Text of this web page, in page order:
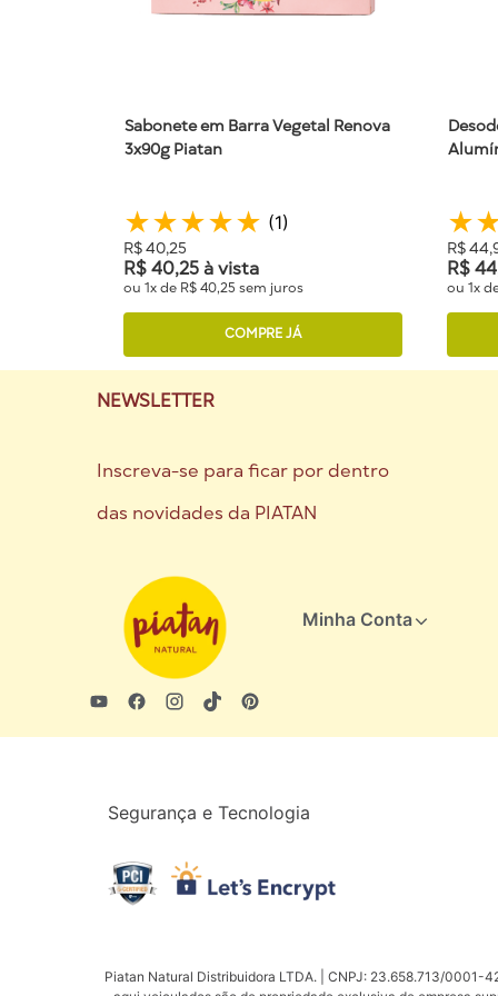
Sabonete em Barra Vegetal Renova
3x90g Piatan
★★★★★ (1)
R$40,25
R$40,25à vista
ou 1x de R$40,25 sem juros
COMPRE JÁ
★
R$44,
R$ 44
ou 1x
NEWSLETTER
Inscreva-se para ficar por dentro
das novidades da PIATAN
Minha Conta
Segurança e Tecnologia
Piatan Natural Distribuidora LTDA. | CNPJ: 23.658.713/0001-